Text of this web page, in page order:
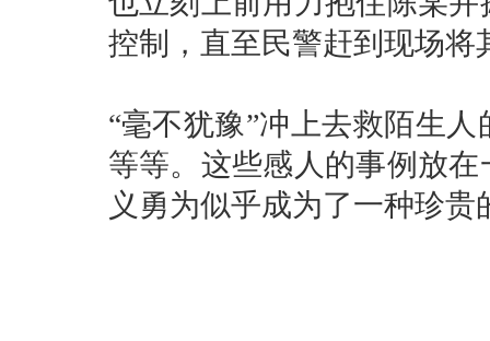
控制，直至民警赶到现场将
“毫不犹豫”冲上去救陌生
等等。这些感人的事例放
义勇为似乎成为了一种珍贵